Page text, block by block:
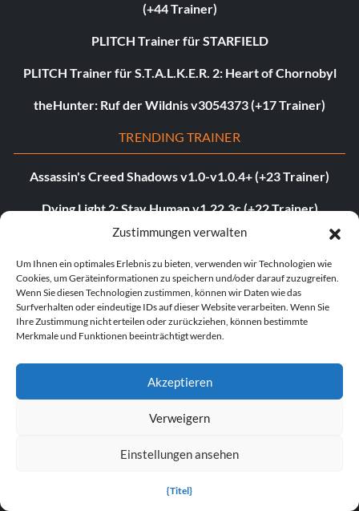
Zustimmungen verwalten
Um Ihnen ein optimales Erlebnis zu bieten, verwenden wir Technologien wie
Cookies, um Geräteinformationen zu speichern und/oder darauf zuzugreifen.
Wenn Sie diesen Technologien zustimmen, können wir Daten wie das
Surfverhalten oder eindeutige IDs auf dieser Website verarbeiten. Wenn Sie
Ihre Zustimmung nicht erteilen oder zurückziehen, können bestimmte
Merkmale und Funktionen beeinträchtigt werden.
Akzeptieren
Verweigern
Einstellungen ansehen
{Titel}
(+44 Trainer)
PLITCH Trainer für STARFIELD
PLITCH Trainer für S.T.A.L.K.E.R. 2: Heart of Chornobyl
theHunter: Ruf der Wildnis v3054373 (+17 Trainer)
TRENDING TRAINER
Assassin's Creed Shadows v1.0-v1.0.4+ (+23 Trainer)
Dying Light 2: Stay Human v1.22.3c (+22 Trainer)
Age of Empires II: Definitive Edition v1.0-Build.141935+
(+12 Trainer)
The Last of Us Teil I v1.1.4.0 (+12 Trainer)
The Last of Us Part II v1.3.10430.0406 (+12 Trainer)
Euro Truck Simulator 2 v1.54.1.0s (+7 Trainer)
VOIN v0.2.0+ (+4 Trainer)
Klingenabgrund v1.0 (+5 Trainer)
Grand Theft Auto V v1.0.3407.0 (+12 Trainer)